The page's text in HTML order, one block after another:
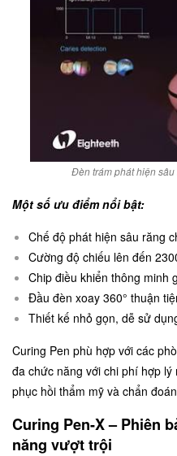
Đèn trám phát hiện
Một số ưu điểm nổi bật:
Chế độ phát hiện sâu răng
Cường độ chiếu lên đến
Chip điều khiển thông minh
Đầu đèn xoay 360° thuận
Thiết kế nhỏ gọn, dễ sử
Curing Pen phù hợp với các
đa chức năng với chi phí hợp
phục hồi thẩm mỹ và chẩn
Curing Pen-X – Phiên
năng vượt trội